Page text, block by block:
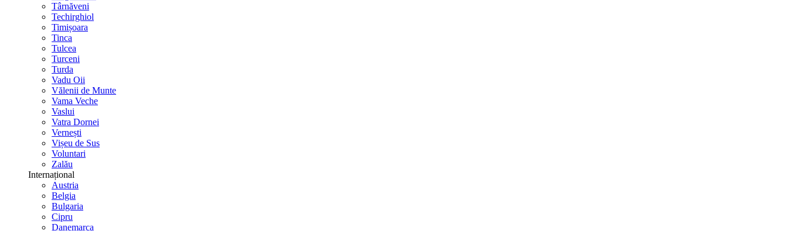
Târnăveni
Techirghiol
Timișoara
Tinca
Tulcea
Turceni
Turda
Vadu Oii
Vălenii de Munte
Vama Veche
Vaslui
Vatra Dornei
Vernești
Vișeu de Sus
Voluntari
Zalău
Internațional
Austria
Belgia
Bulgaria
Cipru
Danemarca